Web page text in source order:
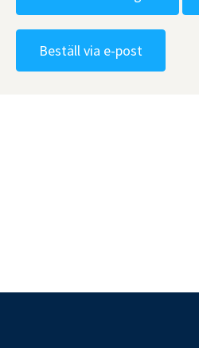
Beställ via e-post